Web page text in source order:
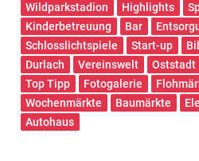
Wildparkstadion
Highlights
Kinderbetreuung
Bar
Schlosslichtspiele
Start-up
Durlach
Vereinswelt Oststadt
Top Tipp
Fotogalerie
Wochenmärkte
Baumärkte
Autohaus